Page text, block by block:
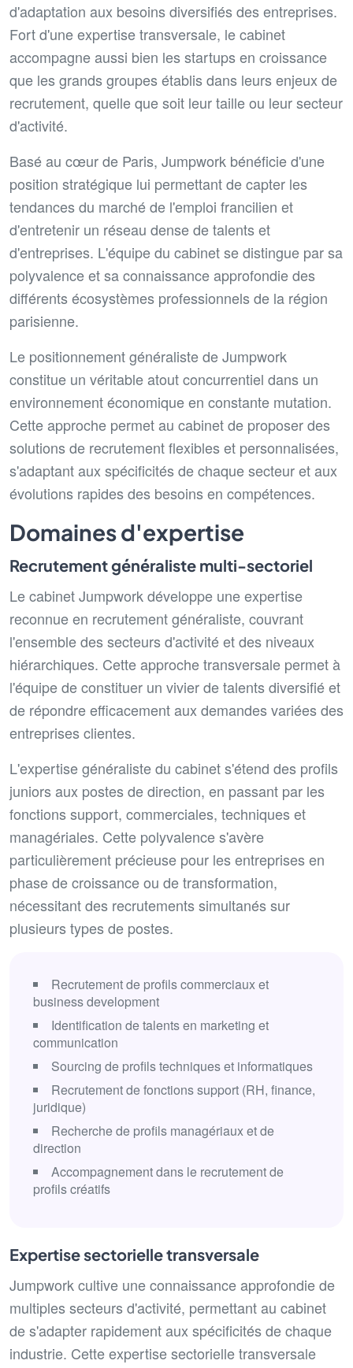
d'adaptation aux besoins diversifiés des entreprises.
Fort d'une expertise transversale, le cabinet
accompagne aussi bien les startups en croissance
que les grands groupes établis dans leurs enjeux de
recrutement, quelle que soit leur taille ou leur secteur
d'activité.
Basé au cœur de Paris, Jumpwork bénéficie d'une
position stratégique lui permettant de capter les
tendances du marché de l'emploi francilien et
d'entretenir un réseau dense de talents et
d'entreprises. L'équipe du cabinet se distingue par sa
polyvalence et sa connaissance approfondie des
différents écosystèmes professionnels de la région
parisienne.
Le positionnement généraliste de Jumpwork
constitue un véritable atout concurrentiel dans un
environnement économique en constante mutation.
Cette approche permet au cabinet de proposer des
solutions de recrutement flexibles et personnalisées,
s'adaptant aux spécificités de chaque secteur et aux
évolutions rapides des besoins en compétences.
Domaines d'expertise
Recrutement généraliste multi-sectoriel
Le cabinet Jumpwork développe une expertise
reconnue en recrutement généraliste, couvrant
l'ensemble des secteurs d'activité et des niveaux
hiérarchiques. Cette approche transversale permet à
l'équipe de constituer un vivier de talents diversifié et
de répondre efficacement aux demandes variées des
entreprises clientes.
L'expertise généraliste du cabinet s'étend des profils
juniors aux postes de direction, en passant par les
fonctions support, commerciales, techniques et
managériales. Cette polyvalence s'avère
particulièrement précieuse pour les entreprises en
phase de croissance ou de transformation,
nécessitant des recrutements simultanés sur
plusieurs types de postes.
Recrutement de profils commerciaux et
business development
Identification de talents en marketing et
communication
Sourcing de profils techniques et informatiques
Recrutement de fonctions support (RH, finance,
juridique)
Recherche de profils managériaux et de
direction
Accompagnement dans le recrutement de
profils créatifs
Expertise sectorielle transversale
Jumpwork cultive une connaissance approfondie de
multiples secteurs d'activité, permettant au cabinet
de s'adapter rapidement aux spécificités de chaque
industrie. Cette expertise sectorielle transversale